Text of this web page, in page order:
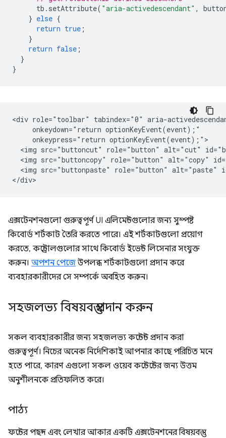
tb . setAttribute( "aria-activedescendant" ,
} else {
return true ;
}
return false ;
}
}
<div role="toolbar" tabindex="0" aria-
     onkeydown="return optionKeyEvent(event);"
     onkeypress="return optionKeyEvent(event);">
<img src="buttoncut" role="button" alt="cut"
<img src="buttoncopy" role="button" alt="copy"
<img src="buttonpaste" role="button" alt="paste"
এক্সটেনশনগুলো গুরুত্বপূর্ণ UI এলিমেন্টগুলোর জন্য সুস্পষ্ট
কিবোর্ড শর্টকাট তৈরি করতে পারে। এই শর্টকাটগুলো প্রয়োগ
করতে, কন্ট্রোলগুলোর সাথে কিবোর্ড ইভেন্ট লিসেনার সংযুক্ত
করুন। অপশন পেজেউপলব্ধ শর্টকাটগুলো প্রদান করে
ব্যবহারকারীদের সে সম্পর্কে অবহিত করুন।
সহজলভ্য বিষয়বস্তু প্রদান করুন
সকল ব্যবহারকারীর জন্য সহজলভ্য কন্টেন্ট প্রদান করা
গুরুত্বপূর্ণ। নিচের অনেক নির্দেশিকাই আপনার কাছে পরিচিত মনে
হতে পারে, কারণ এগুলো সকল ওয়েব কন্টেন্টের জন্য উত্তম
অনুশীলনকে প্রতিফলিত করে।
পাঠ্য
ফন্টের পছন্দ এবং লেখার আকার একটি এক্সটেনশনের বিষয়বস্তু